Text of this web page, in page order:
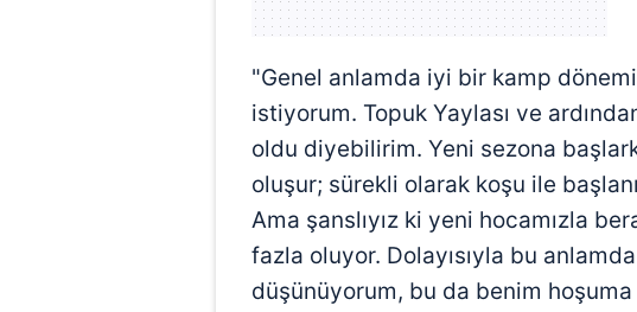
"Genel anlamda iyi bir kamp
istiyorum. Topuk Yaylası ve
oldu diyebilirim. Yeni sezona
oluşur; sürekli olarak koşu ile
Ama şanslıyız ki yeni hocamızla
fazla oluyor. Dolayısıyla bu
düşünüyorum, bu da benim